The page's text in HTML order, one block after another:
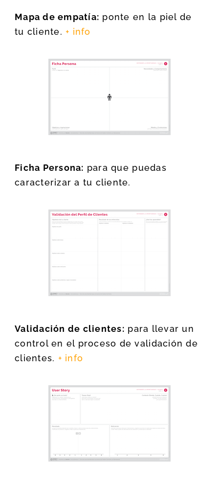
Mapa de empatía: ponte en la piel de
tu cliente.+ info
Ficha Persona: para que puedas
caracterizar a tu cliente.
Validación de clientes: para llevar un
control en el proceso de validación de
clientes. + info